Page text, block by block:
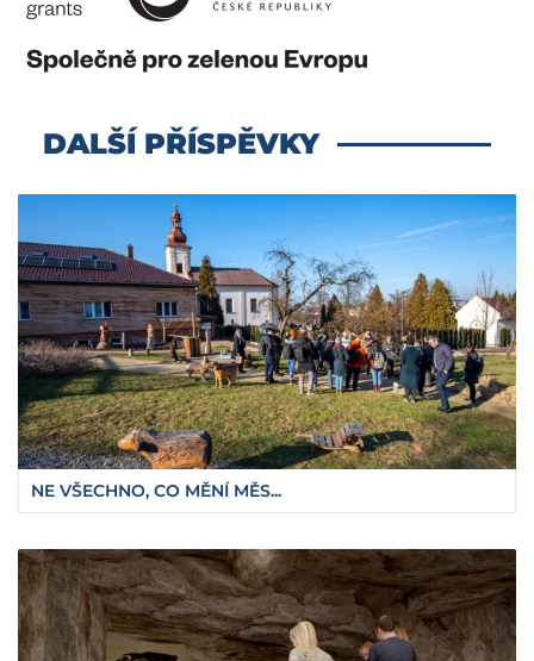
DALŠÍ PŘÍSPĚVKY
NE VŠECHNO, CO MĚNÍ MĚS...